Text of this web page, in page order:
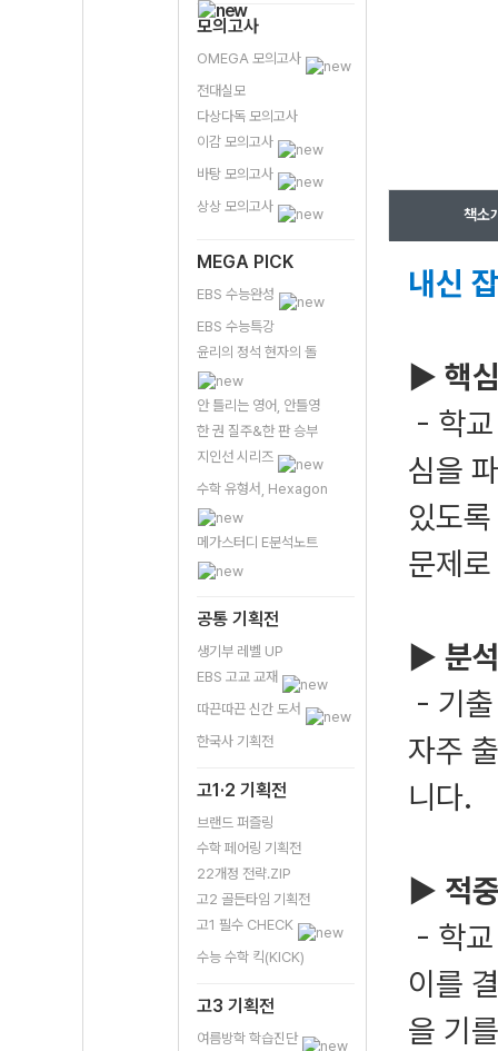
모의고사
OMEGA 모의고사
전대실모
다상다독 모의고사
이감 모의고사
바탕 모의고사
상상 모의고사
MEGA PICK
EBS 수능완성
EBS 수능특강
윤리의 정석 현자의 돌
안 틀리는 영어, 안틀영
한 권 질주&한 판 승부
지인선 시리즈
수학 유형서, Hexagon
메가스터디 E분석노트
공통 기획전
생기부 레벨 UP
EBS 고교 교재
따끈따끈 신간 도서
한국사 기획전
고1·2 기획전
브랜드 퍼즐링
수학 페어링 기획전
22개정 전략.ZIP
고2 골든타임 기획전
고1 필수 CHECK
수능 수학 킥(KICK)
고3 기획전
여름방학 학습진단
책소
내신
▶ 핵
- 학
심을
있도
문제
▶ 분
- 기
자주
니다.
▶ 적
- 학
이를
을 기